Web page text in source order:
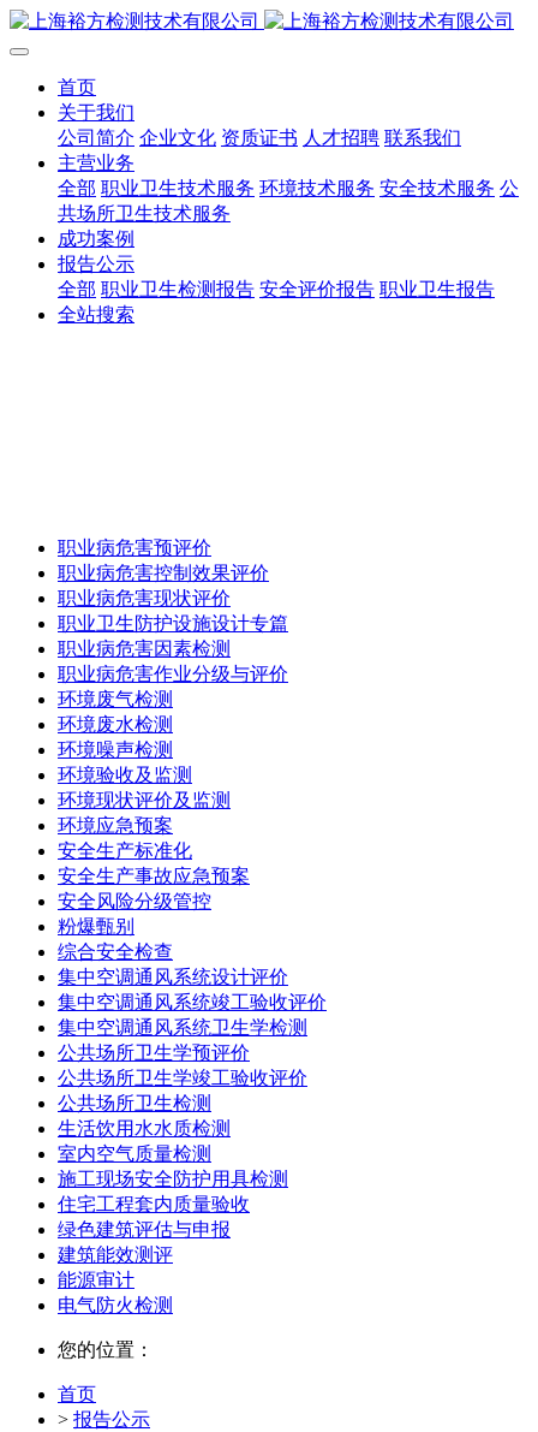
首页
关于我们
公司简介 企业文化 资质证书 人才招聘 联系我们
主营业务
全部 职业卫生技术服务 环境技术服务 安全技术服务 公
共场所卫生技术服务
成功案例
报告公示
全部 职业卫生检测报告 安全评价报告 职业卫生报告
全站搜索
职业病危害预评价
职业病危害控制效果评价
职业病危害现状评价
职业卫生防护设施设计专篇
职业病危害因素检测
职业病危害作业分级与评价
环境废气检测
环境废水检测
环境噪声检测
环境验收及监测
环境现状评价及监测
环境应急预案
安全生产标准化
安全生产事故应急预案
安全风险分级管控
粉爆甄别
综合安全检查
集中空调通风系统设计评价
集中空调通风系统竣工验收评价
集中空调通风系统卫生学检测
公共场所卫生学预评价
公共场所卫生学竣工验收评价
公共场所卫生检测
生活饮用水水质检测
室内空气质量检测
施工现场安全防护用具检测
住宅工程套内质量验收
绿色建筑评估与申报
建筑能效测评
能源审计
电气防火检测
您的位置：
首页
> 报告公示